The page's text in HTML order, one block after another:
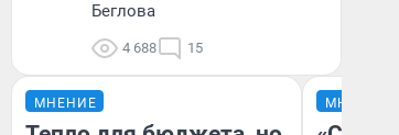
Беглова
4 688 15
МНЕНИЕ МНЕНИЕ